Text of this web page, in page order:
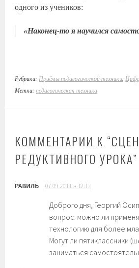
одного из учеников:
«Наконец-то я научился
Рубрики: Приёмы педагогической техники
Метки:педагогическая техника
КОММЕНТАРИИ К “
РЕДУКТИВНОГО УРОКА”
РАВИЛЬ 07.09.2011 в 12:13
Доброго дня, Георгий
вопрос: можно ли
технологию для более
Могут ли пятиклассники
заниматься